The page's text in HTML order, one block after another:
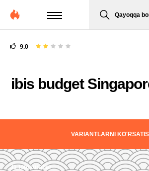
Qayoqqa
9.0
ibis budget
VARIANTLARNI
31 fotosuratlar